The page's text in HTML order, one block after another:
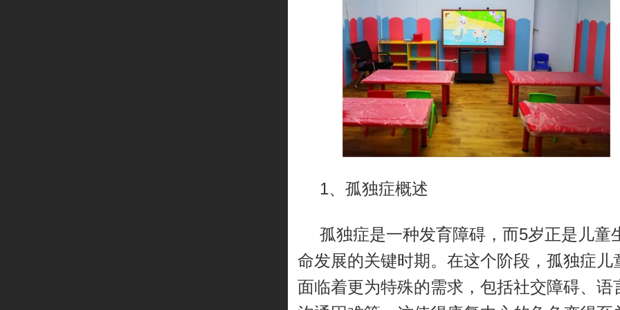
1、孤独症概述
孤独症是一种发育障碍，而5岁正是儿童
命发展的关键时期。在这个阶段，孤独症儿
面临着更为特殊的需求，包括社交障碍、语